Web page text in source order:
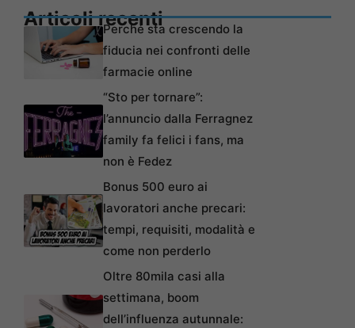
Articoli recentiPerché sta crescendo la
fiducia nei confronti delle
farmacie online
“Sto per tornare”:
l’annuncio dalla Ferragnez
family fa felici i fans, ma
non è Fedez
Bonus 500 euro ai
lavoratori anche precari:
tempi, requisiti, modalità e
come non perderlo
Oltre 80mila casi alla
settimana, boom
dell’influenza autunnale: